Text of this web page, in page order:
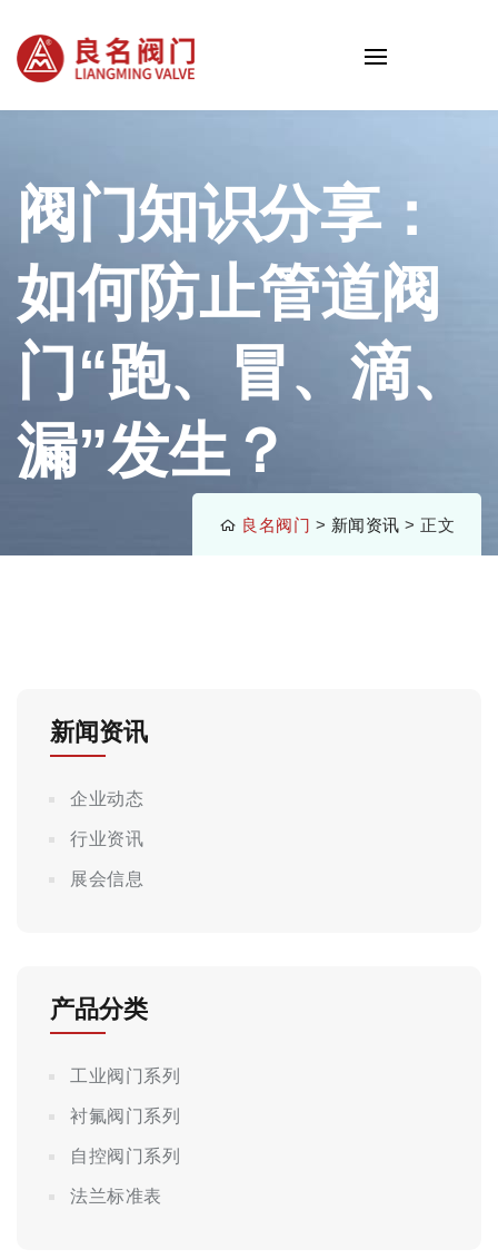
阀门知识分享：
如何防止管道阀
门“跑、冒、滴、
漏”发生？
良名阀门 > 新闻资讯 > 正文
新闻资讯
企业动态
行业资讯
展会信息
产品分类
工业阀门系列
衬氟阀门系列
自控阀门系列
法兰标准表